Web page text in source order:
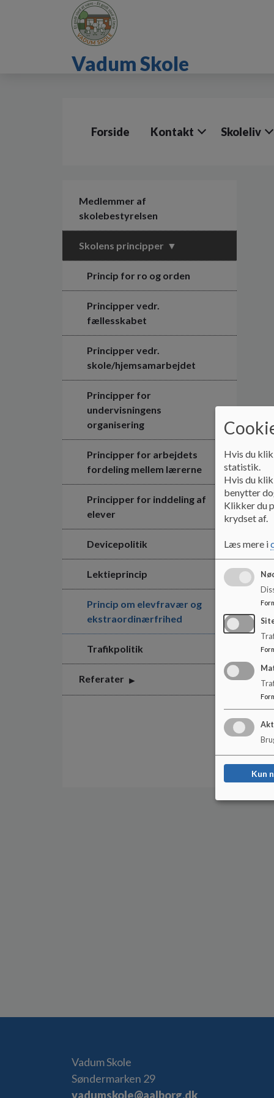
Vadum Skole
Forside Kontakt Skoleliv
Medlemmer af
skolebestyrelsen
Skolens principper
Princip for ro og orden
Principper vedr.
fællesskabet
Principper vedr.
skole/hjemsamarbejdet
Principper for
undervisningens
organisering
Principper for arbejdets
fordeling mellem lærerne
Principper for inddeling af
elever
Devicepolitik
Lektieprincip
Princip om elevfravær og
ekstraordinærfrihed
Trafikpolitik
Referater
Vadum Skole
Søndermarken 29
vadumskole@aalborg.dk
Hvis du
statistik.
Hvis du
benytter
Klikker du
krydset af.
Læs mere i
Kun